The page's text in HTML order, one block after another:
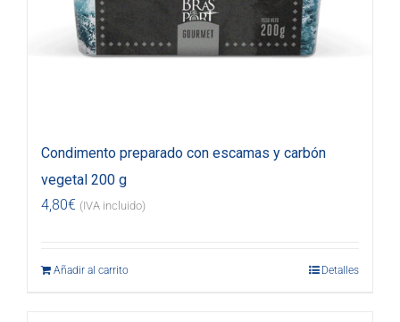
Condimento preparado con escamas y carbón
vegetal 200 g
4,80€ (IVA incluido)
Añadir al carrito Detalles